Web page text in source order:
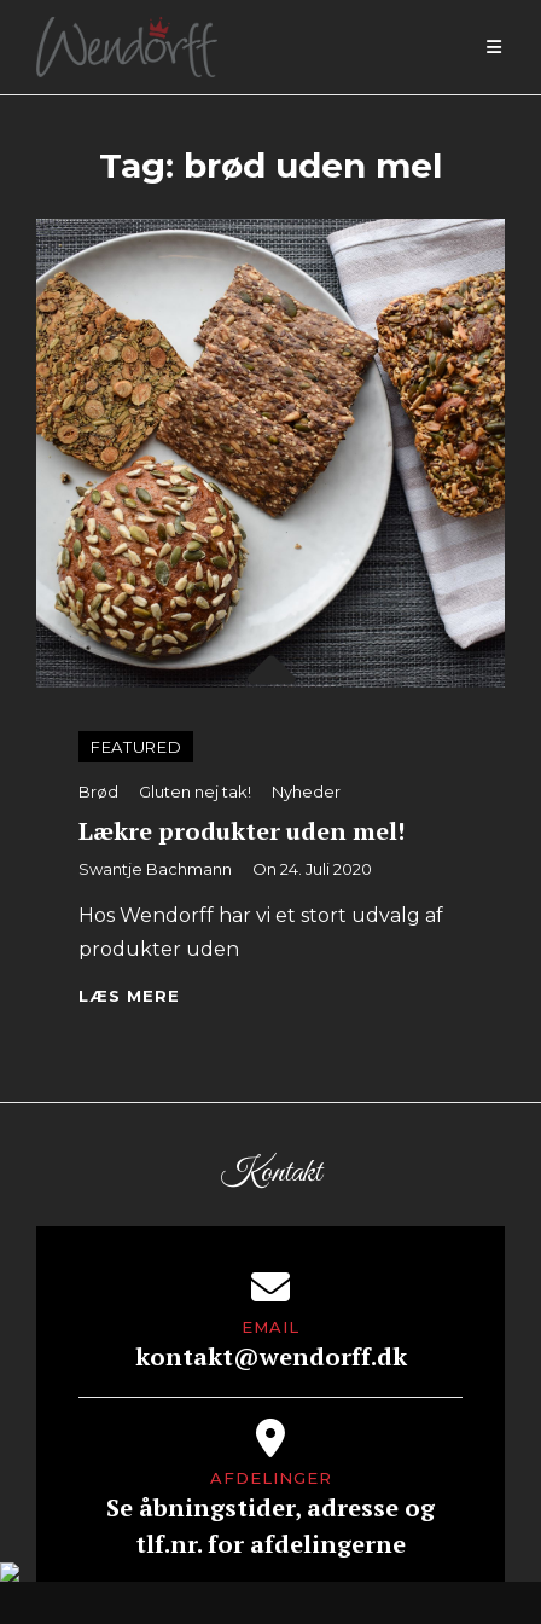
content
Tag: brød uden mel
FEATURED
Categories
Brød Gluten nej tak! Nyheder
Lækre produkter uden mel!
By
Swantje Bachmann On 24. Juli 2020
Hos Wendorff har vi et stort udvalg af
produkter uden
LÆS MERE
Kontakt
EMAIL
kontakt@wendorff.dk
AFDELINGER
Se åbningstider, adresse og
tlf.nr. for afdelingerne